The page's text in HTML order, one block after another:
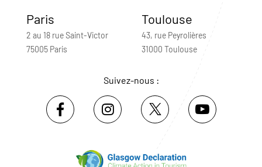
Paris
2 au 18 rue Saint-Victor
75005 Paris
Toulouse
43, rue Peyrolières
31000 Toulouse
Suivez-nous :